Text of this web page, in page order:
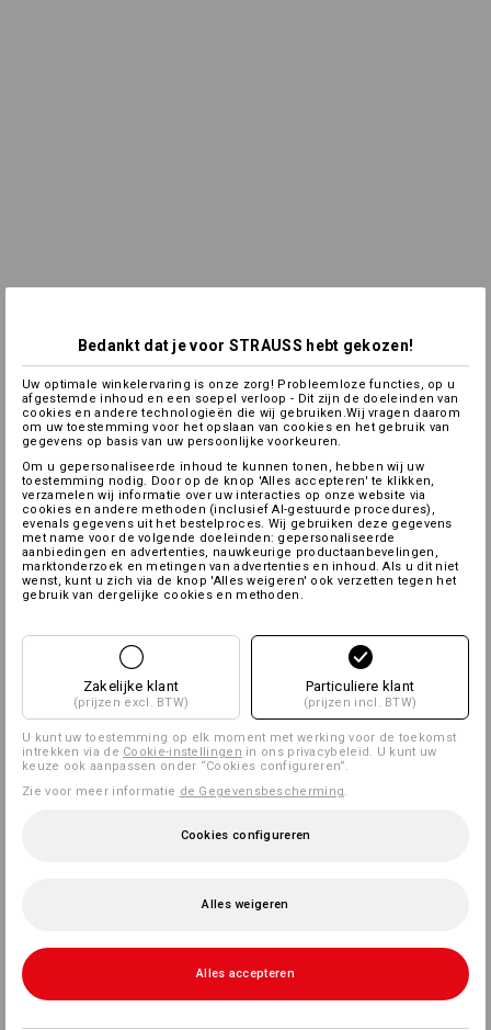
Bedankt dat je voor STRAUSS hebt gekozen!
Uw optimale winkelervaring is onze zorg! Probleemloze functies, op u
afgestemde inhoud en een soepel verloop - Dit zijn de doeleinden van
cookies en andere technologieën die wij gebruiken.Wij vragen daarom
om uw toestemming voor het opslaan van cookies en het gebruik van
gegevens op basis van uw persoonlijke voorkeuren.
Om u gepersonaliseerde inhoud te kunnen tonen, hebben wij uw
toestemming nodig. Door op de knop 'Alles accepteren' te klikken,
verzamelen wij informatie over uw interacties op onze website via
cookies en andere methoden (inclusief AI-gestuurde procedures),
evenals gegevens uit het bestelproces. Wij gebruiken deze gegevens
met name voor de volgende doeleinden: gepersonaliseerde
aanbiedingen en advertenties, nauwkeurige productaanbevelingen,
marktonderzoek en metingen van advertenties en inhoud. Als u dit niet
wenst, kunt u zich via de knop 'Alles weigeren' ook verzetten tegen het
gebruik van dergelijke cookies en methoden.
Zakelijke klant
(prijzen excl. BTW)
Particuliere klant
(prijzen incl. BTW)
U kunt uw toestemming op elk moment met werking voor de toekomst
intrekken via de Cookie-instellingen in ons privacybeleid. U kunt uw
keuze ook aanpassen onder “Cookies configureren”.
Zie voor meer informatie de Gegevensbescherming
Cookies configureren
Alles weigeren
Alles accepteren